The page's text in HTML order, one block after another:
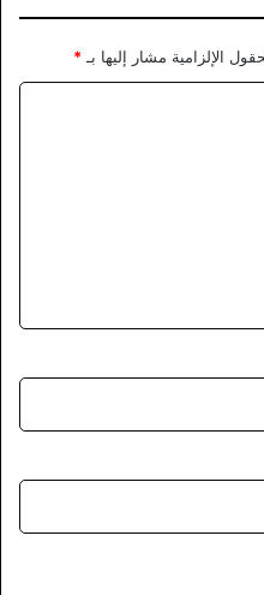
الإلزامية مشار إليها بـ *